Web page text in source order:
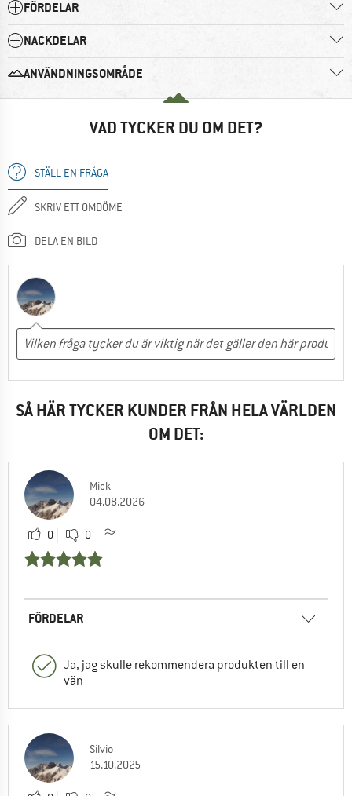
FÖRDELAR
NACKDELAR
ANVÄNDNINGSOMRÅDE
VAD TYCKER DU OM DET?
STÄLL EN FRÅGA
SKRIV ETT OMDÖME
DELA EN BILD
SÅ HÄR TYCKER KUNDER FRÅN HELA VÄRLDEN
OM DET:
Mick
04.08.2026
0 0
FÖRDELAR
Ja, jag skulle rekommendera produkten till en
vän
Silvio
15.10.2025